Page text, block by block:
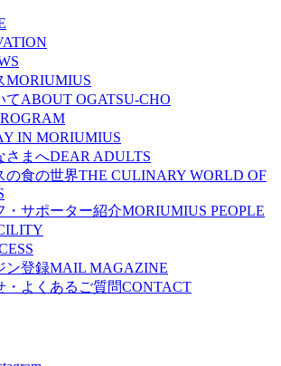
MORIUMIUS
てABOUT OGATSU-CHO
IN MORIUMIUS
さまへDEAR ADULTS
の食の世界THE CULINARY WORLD OF
・サポーター紹介MORIUMIUS PEOPLE
ン登録MAIL MAGAZINE
・よくあるご質問CONTACT